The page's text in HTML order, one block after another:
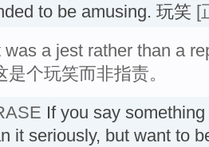
to be amusing. 玩笑 [
was a jest rather than a
是个玩笑而非指责。
If you say something
it seriously, but want to